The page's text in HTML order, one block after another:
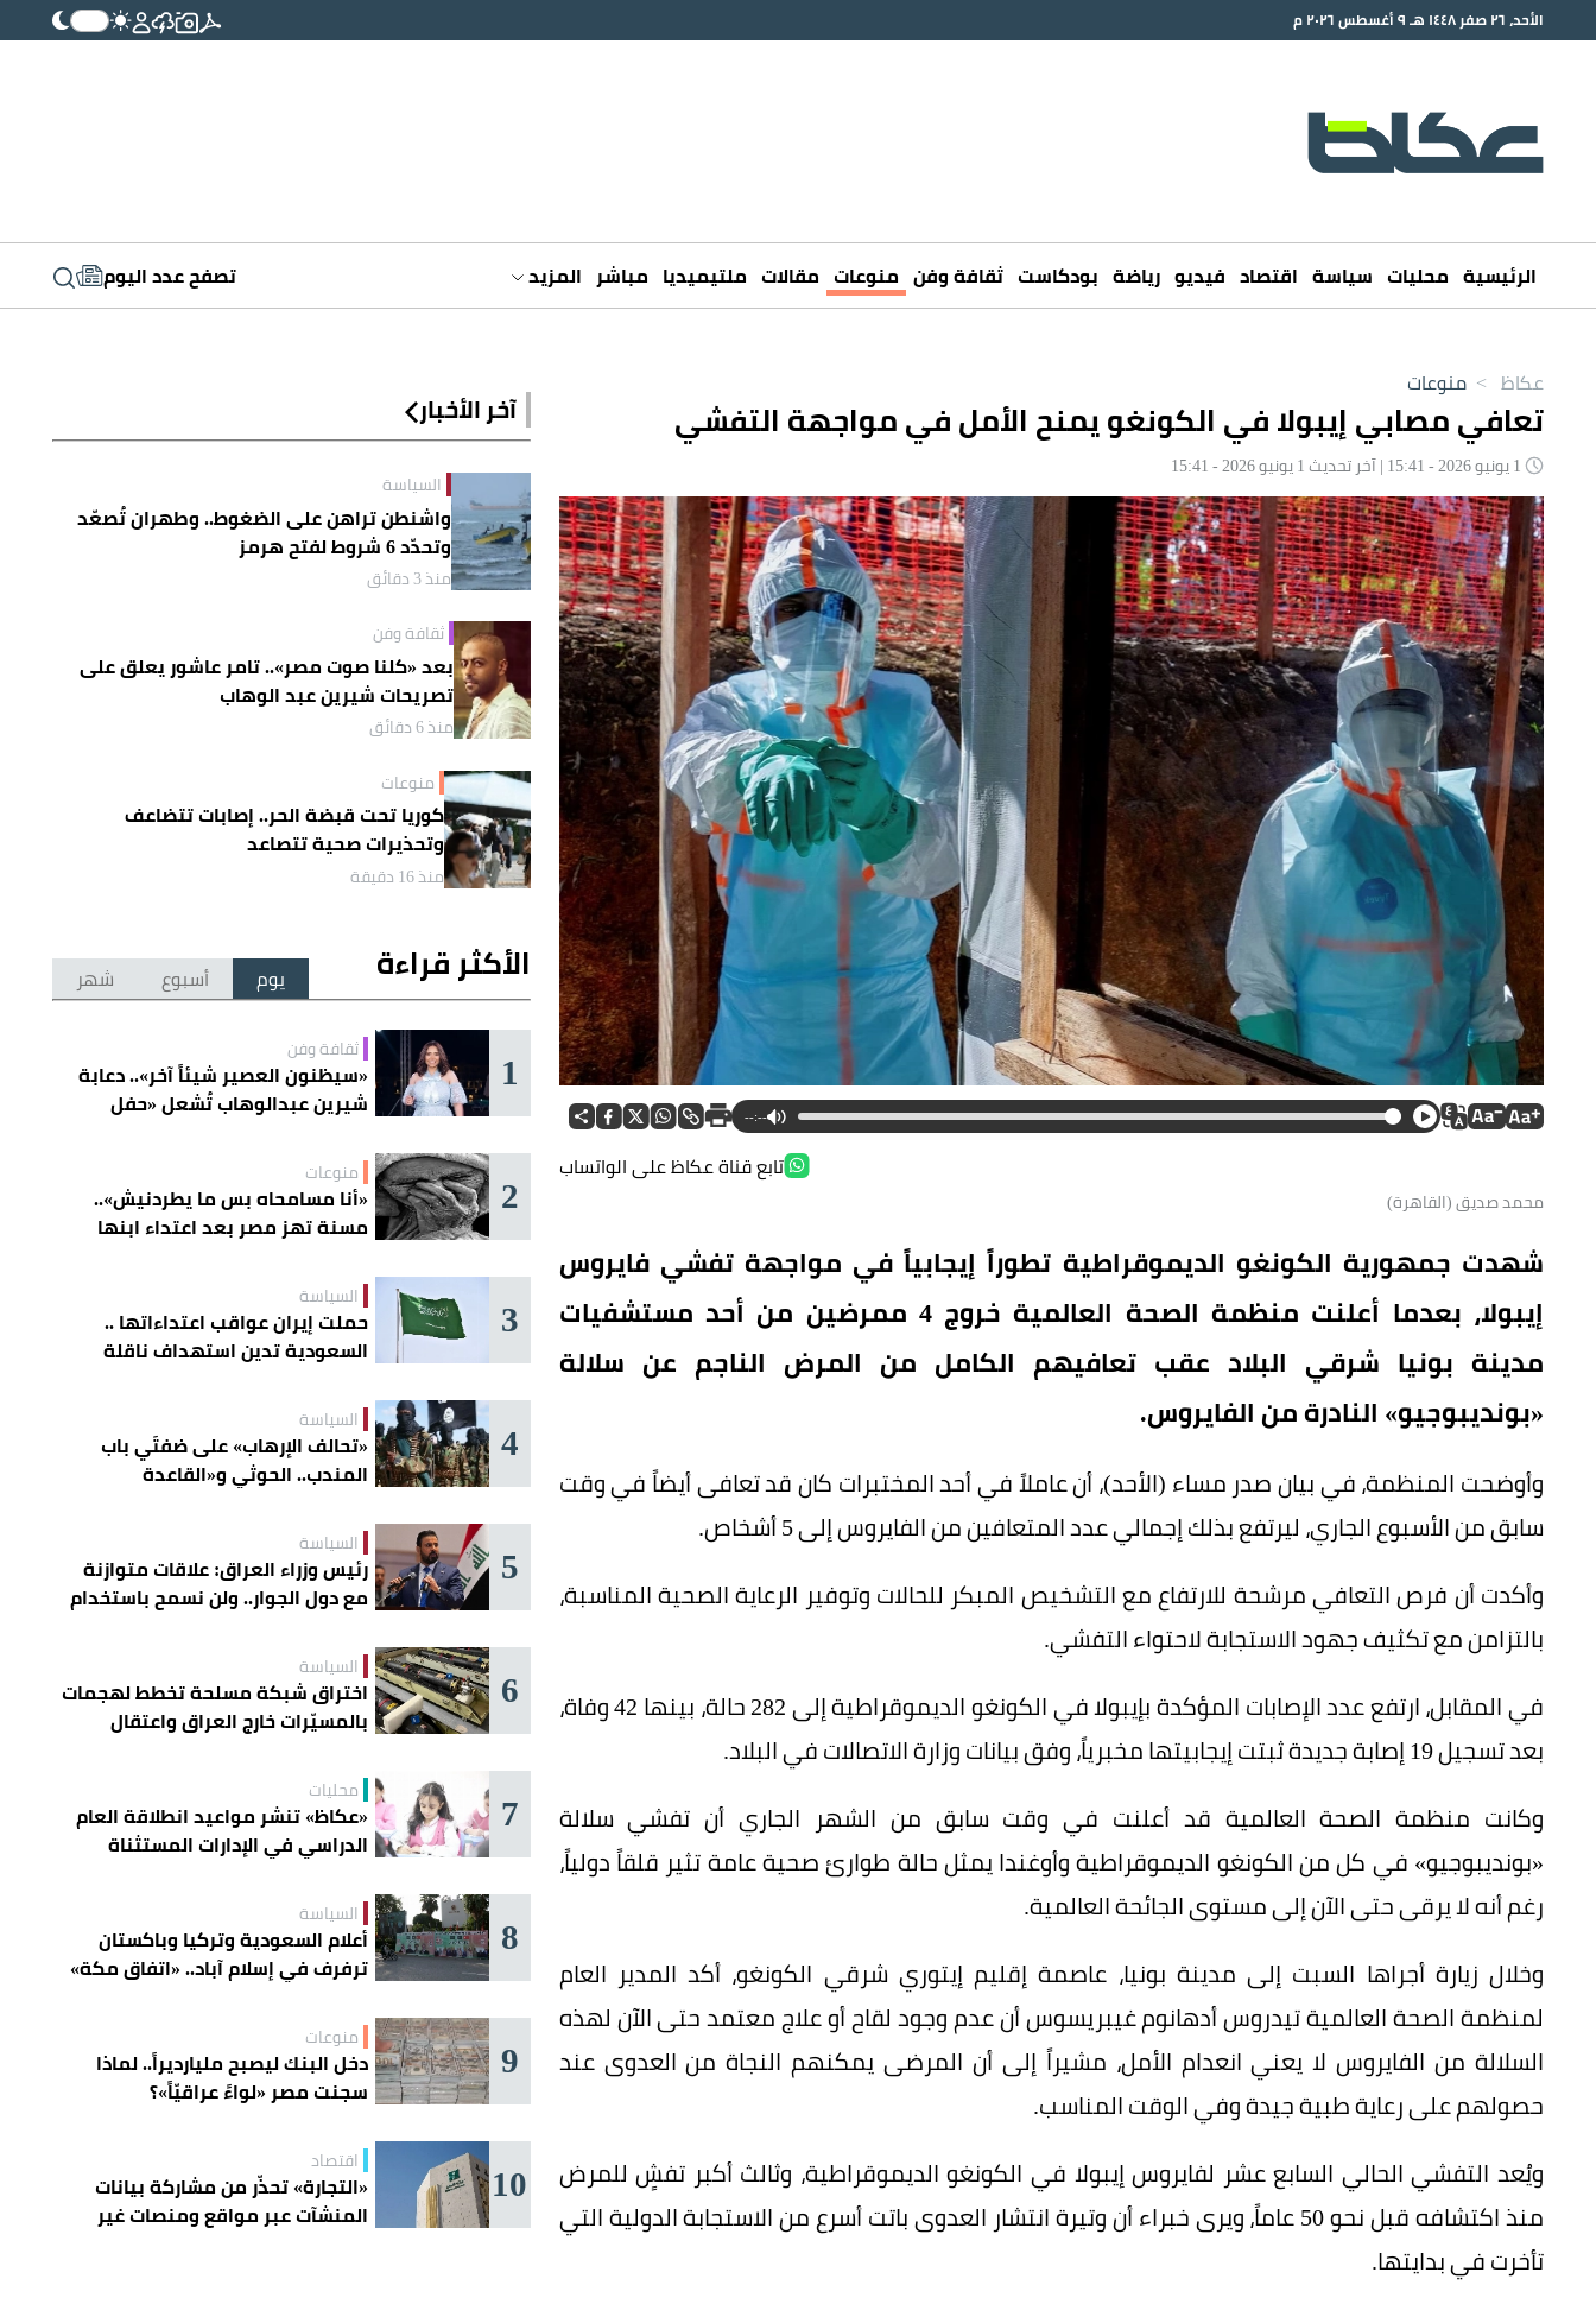
الأحد، ٢٦ صفر ١٤٤٨ هـ ٩ أغسطس ٢٠٢٦ م
الرئيسية محليات سياسة اقتصاد فيديو رياضة بودكاست ثقافة وفن منوعات مقالات ملتيميديا مباشر المزيد تصفح عدد اليوم
عكاظ > منوعات
تعافي مصابي إيبولا في الكونغو يمنح الأمل في مواجهة التفشي
--:--
تابع قناة عكاظ على الواتساب
محمد صديق (القاهرة)
شهدت جمهورية الكونغو الديموقراطية تطوراً إيجابياً في مواجهة تفشي فايروس
إيبولا، بعدما أعلنت منظمة الصحة العالمية خروج 4 ممرضين من أحد مستشفيات
مدينة بونيا شرقي البلاد عقب تعافيهم الكامل من المرض الناجم عن سلالة
«بونديبوجيو» النادرة من الفايروس.
وأوضحت المنظمة، في بيان صدر مساء (الأحد)، أن عاملاً في أحد المختبرات كان قد تعافى أيضاً في وقت
سابق من الأسبوع الجاري، ليرتفع بذلك إجمالي عدد المتعافين من الفايروس إلى 5 أشخاص.
وأكدت أن فرص التعافي مرشحة للارتفاع مع التشخيص المبكر للحالات وتوفير الرعاية الصحية المناسبة،
بالتزامن مع تكثيف جهود الاستجابة لاحتواء التفشي.
في المقابل، ارتفع عدد الإصابات المؤكدة بإيبولا في الكونغو الديموقراطية إلى 282 حالة، بينها 42 وفاة،
بعد تسجيل 19 إصابة جديدة ثبتت إيجابيتها مخبرياً، وفق بيانات وزارة الاتصالات في البلاد.
وكانت منظمة الصحة العالمية قد أعلنت في وقت سابق من الشهر الجاري أن تفشي سلالة
«بونديبوجيو» في كل من الكونغو الديموقراطية وأوغندا يمثل حالة طوارئ صحية عامة تثير قلقاً دولياً،
رغم أنه لا يرقى حتى الآن إلى مستوى الجائحة العالمية.
وخلال زيارة أجراها السبت إلى مدينة بونيا، عاصمة إقليم إيتوري شرقي الكونغو، أكد المدير العام
لمنظمة الصحة العالمية تيدروس أدهانوم غيبريسوس أن عدم وجود لقاح أو علاج معتمد حتى الآن لهذه
السلالة من الفايروس لا يعني انعدام الأمل، مشيراً إلى أن المرضى يمكنهم النجاة من العدوى عند
حصولهم على رعاية طبية جيدة وفي الوقت المناسب.
ويُعد التفشي الحالي السابع عشر لفايروس إيبولا في الكونغو الديموقراطية، وثالث أكبر تفشٍ للمرض
منذ اكتشافه قبل نحو 50 عاماً، ويرى خبراء أن وتيرة انتشار العدوى باتت أسرع من الاستجابة الدولية التي
تأخرت في بدايتها.
آخر الأخبار
السياسة
واشنطن تراهن على الضغوط.. وطهران تُصعّد
وتحدّد 6 شروط لفتح هرمز
منذ 3 دقائق
ثقافة وفن
بعد «كلنا صوت مصر».. تامر عاشور يعلق على
تصريحات شيرين عبد الوهاب
منذ 6 دقائق
منوعات
كوريا تحت قبضة الحر.. إصابات تتضاعف
وتحذيرات صحية تتصاعد
منذ 16 دقيقة
الأكثر قراءة يوم أسبوع شهر
1 ثقافة وفن
«سيظنون العصير شيئاً آخر».. دعابة
شيرين عبدالوهاب تُشعل «حفل
2 منوعات
«أنا مسامحاه بس ما يطردنيش»..
مسنة تهز مصر بعد اعتداء ابنها
3 السياسة
حملت إيران عواقب اعتداءاتها ..
السعودية تدين استهداف ناقلة
4 السياسة
«تحالف الإرهاب» على ضفتَي باب
المندب.. الحوثي و«القاعدة
5 السياسة
رئيس وزراء العراق: علاقات متوازنة
مع دول الجوار.. ولن نسمح باستخدام
6 السياسة
اختراق شبكة مسلحة تخطط لهجمات
بالمسيّرات خارج العراق واعتقال
7 محليات
«عكاظ» تنشر مواعيد انطلاقة العام
الدراسي في الإدارات المستثناة
8 السياسة
أعلام السعودية وتركيا وباكستان
ترفرف في إسلام آباد.. «اتفاق مكة»
9 منوعات
دخل البنك ليصبح مليارديراً.. لماذا
سجنت مصر «لواءً عراقيّاً»؟
10 اقتصاد
«التجارة» تحذّر من مشاركة بيانات
المنشآت عبر مواقع ومنصات غير